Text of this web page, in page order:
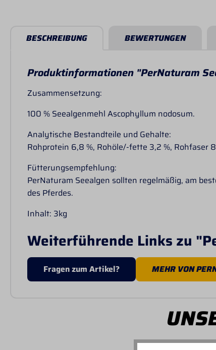
BESCHREIBUNG BEWERTUNGEN
Produktinformationen "PerNaturam
Zusammensetzung:
100 % Seealgenmehl Ascophyllum nodosum.
Analytische Bestandteile und Gehalte:
Rohprotein 6,8 %, Rohöle/-fette 3,2 %, Rohfaser
Fütterungsempfehlung:
PerNaturam Seealgen sollten regelmäßig, am
des Pferdes.
Inhalt: 3kg
Weiterführende Links zu
Fragen zum Artikel? MEHR VON